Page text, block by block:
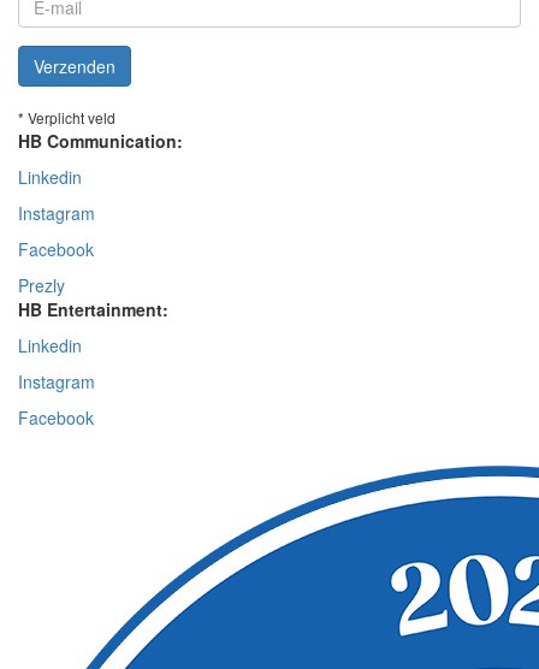
Verzenden
* Verplicht veld
HB Communication:
Linkedin
Instagram
Facebook
Prezly
HB Entertainment:
Linkedin
Instagram
Facebook